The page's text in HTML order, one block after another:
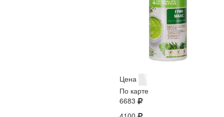
Цена
По карте
6683